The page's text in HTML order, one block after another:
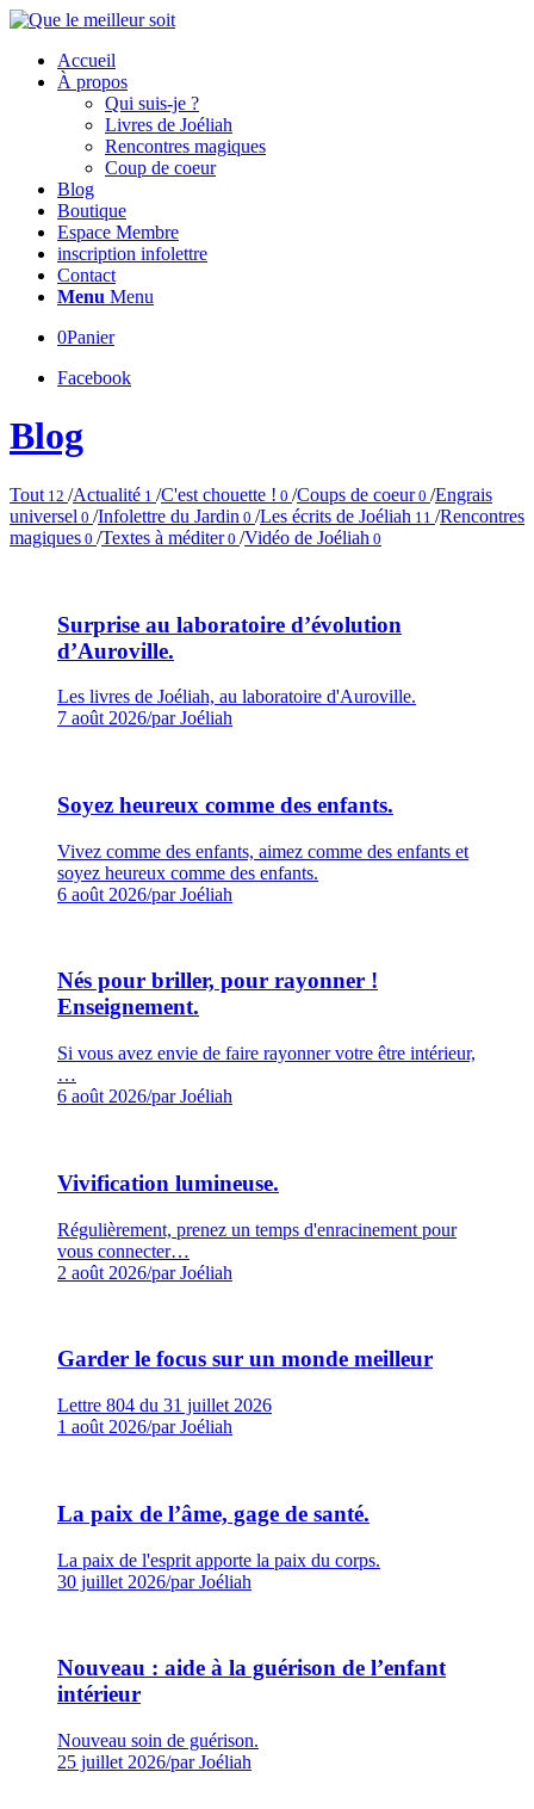
Accueil
À propos
Qui suis-je ?
Livres de Joéliah
Rencontres magiques
Coup de coeur
Blog
Boutique
Espace Membre
inscription infolettre
Contact
Menu Menu
0Panier
Facebook
Blog
Tout 12 /Actualité 1 /C'est chouette ! 0 /Coups de coeur0 /Engrais
universel 0 /Infolettre du Jardin 0 /Les écrits de Joéliah 11 /Rencontres
magiques 0 /Textes à méditer0 /Vidéo de Joéliah 0
Surprise au laboratoire d’évolution
d’Auroville.
Les livres de Joéliah, au laboratoire d'Auroville.
7 août 2026/par Joéliah
Soyez heureux comme des enfants.
Vivez comme des enfants, aimez comme des enfants et
soyez heureux comme des enfants.
6 août 2026/par Joéliah
Nés pour briller, pour rayonner !
Enseignement.
Si vous avez envie de faire rayonner votre être intérieur,
…
6 août 2026/par Joéliah
Vivification lumineuse.
Régulièrement, prenez un temps d'enracinement pour
vous connecter…
2 août 2026/par Joéliah
Garder le focus sur un monde meilleur
Lettre 804 du 31 juillet 2026
1 août 2026/par Joéliah
La paix de l’âme, gage de santé.
La paix de l'esprit apporte la paix du corps.
30 juillet 2026/par Joéliah
Nouveau : aide à la guérison de l’enfant
intérieur
Nouveau soin de guérison.
25 juillet 2026/par Joéliah